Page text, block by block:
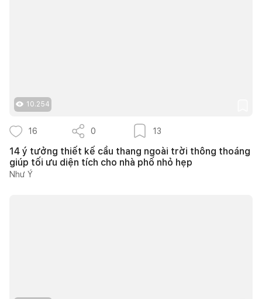
10.254
16 0 13
14 ý tưởng thiết kế cầu thang ngoài trời thông thoáng
giúp tối ưu diện tích cho nhà phố nhỏ hẹp
Như Ý